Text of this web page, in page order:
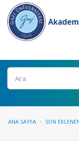
Ara
ANA SAYFA SON